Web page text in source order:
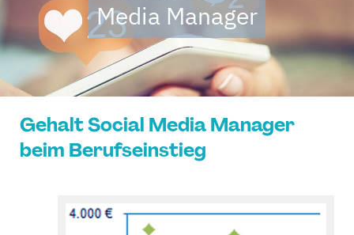
Media Manager
Gehalt Social Media Manager
beim Berufseinstieg